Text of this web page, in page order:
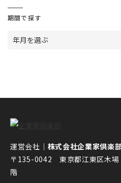
期間で探す
年月を選ぶ
運営会社｜ 株式会社企業家倶楽
〒135-0042 東京都江東区木場
階